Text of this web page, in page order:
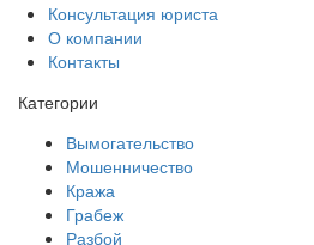
Консультация юриста
О компании
Контакты
Категории
Вымогательство
Мошенничество
Кража
Грабеж
Разбой